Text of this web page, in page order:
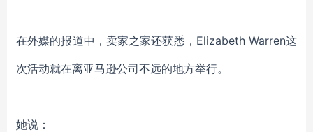
在外媒的报道中，卖家之家还获悉，Elizabeth Warren这
次活动就在离亚马逊公司不远的地方举行。
她说：